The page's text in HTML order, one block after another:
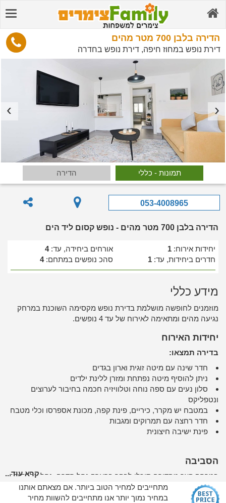
הדירה בלבן 700 מטר מהים
דירת נופש במחוז חיפה, דירת נופש בחדרה
תמונות - כללי הדירה
053-4008965
הדירה בלבן 700 מטר מהים - נופש קסום ליד הים
יחידות אירוח: 1 אורחים ביחידה, עד:4
חדרים ביחידות, עד: 1 סהכ נופשים במתחם:4
מידע כללי
מוזמנים לחופשה מושלמת בדירת נופש מקסימה השוכנת במרחק
נגיעה מהים ומתאימה לאירוח של עד 4 נופשים.
יחידות האירוח
בדירה תמצאו:
חדר שינה עם מיטה זוגית וארון בגדים
ניתן להוסיף מיטה נפתחת ומזרן ללינת ילדים
סלון נעים עם ספה נוחה וטלוויזיה חכמה בחיבור לערוצים
ונטפליקס
במטבח יש מקרר, כיריים, פינת קפה, מכונת אספרסו וכלי מטבח
חדר רחצה עם תמרוקים ומגבות
פינת ישיבה חיצונית
הסביבה
במרחק קצר מהדירה תוכלו לבקר בפארק נחל חדרה, נחל אלכסנדר,
גן לאומי קיסריה, חוות הנוי ומגוון מסעדות.
קרא עוד...
מתחייבים למחיר הטוב ביותר. אם מצאתם אותנו
במחיר נמוך יותר אנו מתחייבים להשוות מחיר